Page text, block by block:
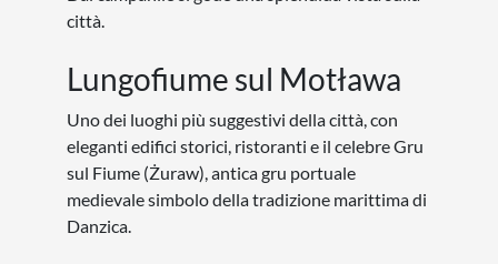
città.
Lungofiume sul Motława
Uno dei luoghi più suggestivi della città, con
eleganti edifici storici, ristoranti e il celebre Gru
sul Fiume (Żuraw), antica gru portuale
medievale simbolo della tradizione marittima di
Danzica.